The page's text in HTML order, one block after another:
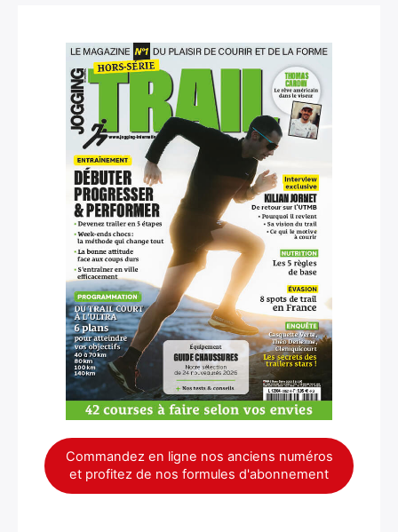
Commandez en ligne nos anciens numéros
et profitez de nos formules d'abonnement